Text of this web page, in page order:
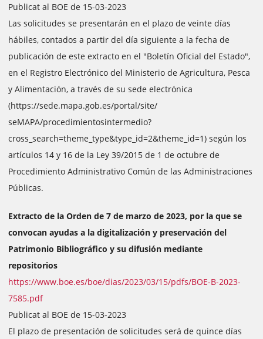
Publicat al BOE de 15-03-2023
Las solicitudes se presentarán en el plazo de veinte días
hábiles, contados a partir del día siguiente a la fecha de
publicación de este extracto en el "Boletín Oficial del Estado",
en el Registro Electrónico del Ministerio de Agricultura, Pesca
y Alimentación, a través de su sede electrónica
(https://sede.mapa.gob.es/portal/site/
seMAPA/procedimientosintermedio?
cross_search=theme_type&type_id=2&theme_id=1) según los
artículos 14 y 16 de la Ley 39/2015 de 1 de octubre de
Procedimiento Administrativo Común de las Administraciones
Públicas.
Extracto de la Orden de 7 de marzo de 2023, por la que se
convocan ayudas a la digitalización y preservación del
Patrimonio Bibliográfico y su difusión mediante
repositorios
https://www.boe.es/boe/dias/2023/03/15/pdfs/BOE-B-2023-
7585.pdf
Publicat al BOE de 15-03-2023
El plazo de presentación de solicitudes será de quince días